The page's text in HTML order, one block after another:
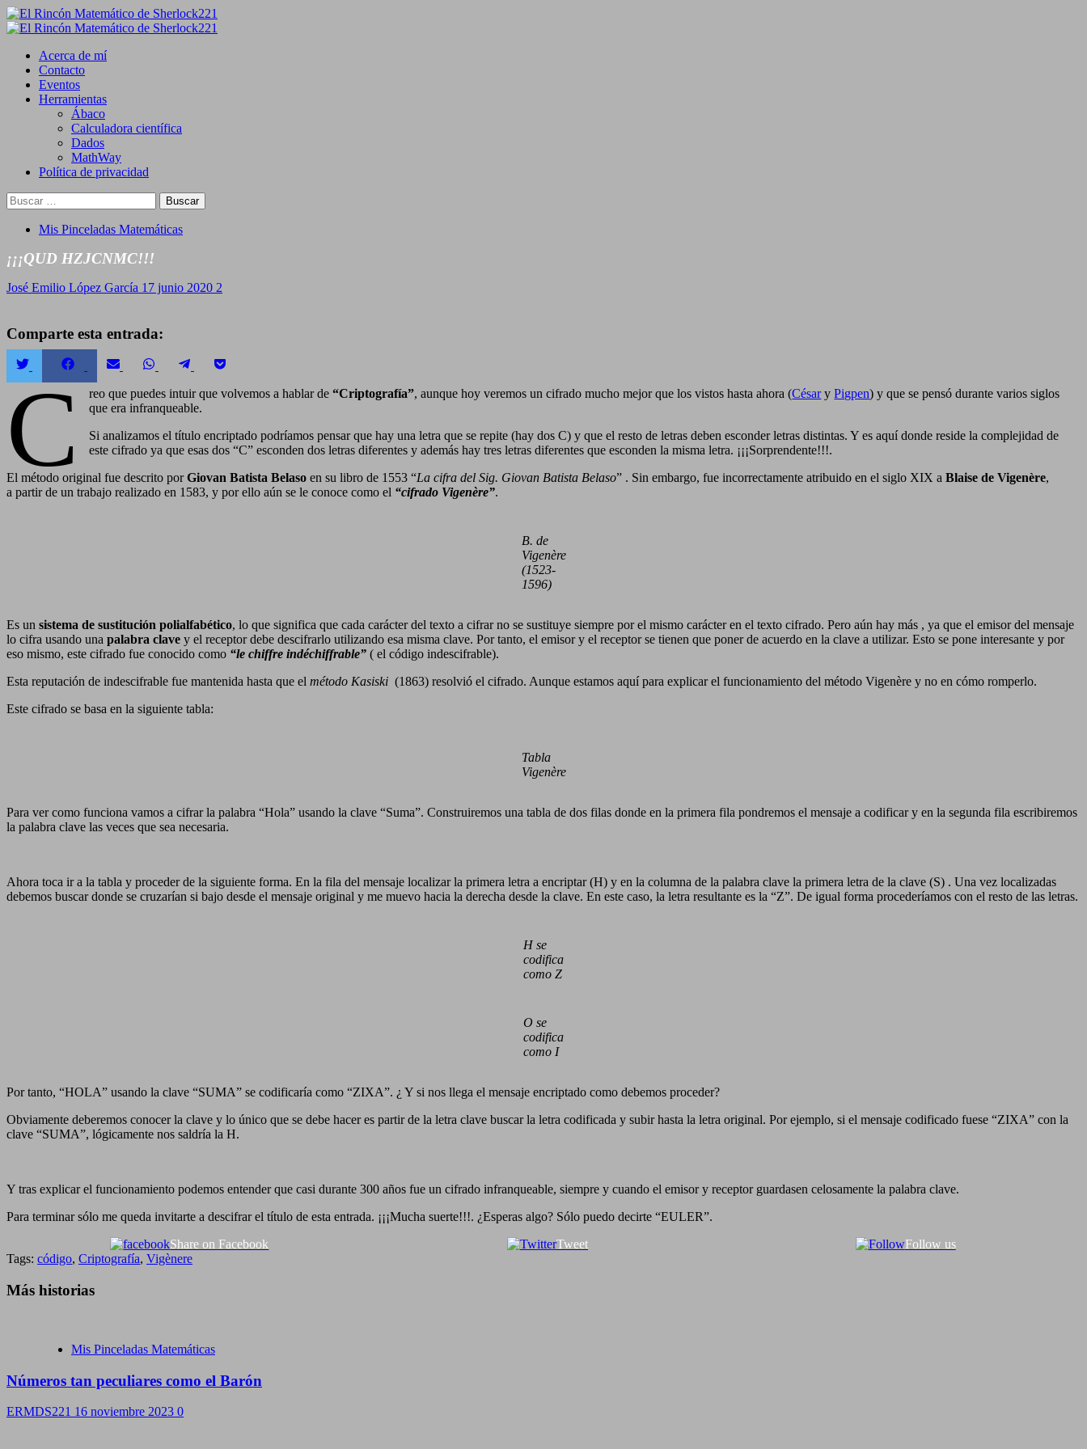
Saltar
al
Primary
Acerca de mí
Contacto
Eventos
Herramientas
Ábaco
Calculadora científica
Dados
MathWay
Política de privacidad
Buscar:
Mis Pinceladas Matemáticas
¡¡¡QUD HZJCNMC!!!
José Emilio López García 17 junio 2020 2
Comparte esta entrada:
Compartir
Twitter
Compartir
Facebook
Compartir
Email
Compartir
WhatsApp
Compartir
TelegramPocket
C reo que puedes intuir que volvemos a hablar de“Criptografía”, aunque hoy veremos un cifrado mucho mejor que los vistos hasta ahora (CésaryPigpen) y que se pensó durante varios siglos
que era infranqueable.
Si analizamos el título encriptado podríamos pensar que hay una letra que se repite (hay dos C) y que el resto de letras deben esconder letras distintas. Y es aquí donde reside la complejidad de
este cifrado ya que esas dos “C” esconden dos letras diferentes y además hay tres letras diferentes que esconden la misma letra. ¡¡¡Sorprendente!!!.
El método original fue descrito porGiovan Batista Belaso en su libro de 1553 “La cifra del Sig. Giovan Batista Belaso” . Sin embargo, fue incorrectamente atribuido en el siglo XIX a Blaise de Vigenère,
a partir de un trabajo realizado en 1583, y por ello aún se le conoce como el “cifrado Vigenère”.
B. de
Vigenère
(1523-
1596)
Es un sistema de sustitución polialfabético, lo que significa que cada carácter del texto a cifrar no se sustituye siempre por el mismo carácter en el texto cifrado. Pero aún hay más , ya que el emisor del mensaje
lo cifra usando una palabra clave y el receptor debe descifrarlo utilizando esa misma clave. Por tanto, el emisor y el receptor se tienen que poner de acuerdo en la clave a utilizar. Esto se pone interesante y por
eso mismo, este cifrado fue conocido como “le chiffre indéchiffrable” ( el código indescifrable).
Esta reputación de indescifrable fue mantenida hasta que el método Kasiski (1863) resolvió el cifrado. Aunque estamos aquí para explicar el funcionamiento del método Vigenère y no en cómo romperlo.
Este cifrado se basa en la siguiente tabla:
Tabla
Vigenère
Para ver como funciona vamos a cifrar la palabra “Hola” usando la clave “Suma”. Construiremos una tabla de dos filas donde en la primera fila pondremos el mensaje a codificar y en la segunda fila escribiremos
la palabra clave las veces que sea necesaria.
Ahora toca ir a la tabla y proceder de la siguiente forma. En la fila del mensaje localizar la primera letra a encriptar (H) y en la columna de la palabra clave la primera letra de la clave (S) . Una vez localizadas
debemos buscar donde se cruzarían si bajo desde el mensaje original y me muevo hacia la derecha desde la clave. En este caso, la letra resultante es la “Z”. De igual forma procederíamos con el resto de las letras.
H se
codifica
como Z
O se
codifica
como I
Por tanto, “HOLA” usando la clave “SUMA” se codificaría como “ZIXA”. ¿ Y si nos llega el mensaje encriptado como debemos proceder?
Obviamente deberemos conocer la clave y lo único que se debe hacer es partir de la letra clave buscar la letra codificada y subir hasta la letra original. Por ejemplo, si el mensaje codificado fuese “ZIXA” con la
clave “SUMA”, lógicamente nos saldría la H.
Y tras explicar el funcionamiento podemos entender que casi durante 300 años fue un cifrado infranqueable, siempre y cuando el emisor y receptor guardasen celosamente la palabra clave.
Para terminar sólo me queda invitarte a descifrar el título de esta entrada. ¡¡¡Mucha suerte!!!. ¿Esperas algo? Sólo puedo decirte “EULER”.
Share on Facebook
Tweet
Follow us
Tags: código, Criptografía, Vigènere
Más historias
Mis Pinceladas Matemáticas
Números tan peculiares como el Barón
ERMDS221 16 noviembre 2023 0